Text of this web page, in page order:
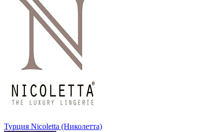
Турция Nicoletta (Николетта)